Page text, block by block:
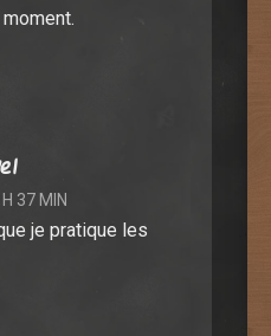
37 MIN
je pratique les